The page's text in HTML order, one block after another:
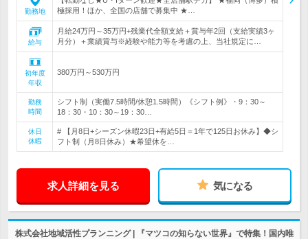
勤務地
極採用！ほか、全国の店舗で募集中 ★…
給与
月給24万円～35万円+残業代全額支給＋賞与年2回（支給実績3ヶ
月分）＋業績賞与※経験や能力等を考慮の上、当社規定に…
初年度
年収
380万円～530万円
勤務
時間
シフト制（実働7.5時間/休憩1.5時間）《シフト例》・9：30～
18：30・10：30～19：30…
休日
休暇
# 【月8日+シーズン休暇23日+有給5日＝1年で125日お休み】◆シ
フト制（月8日休み）★希望休を…
求人詳細を見る 気になる
株式会社地域活性プランニング | 『マツコの知らない世界』で特集！国内唯